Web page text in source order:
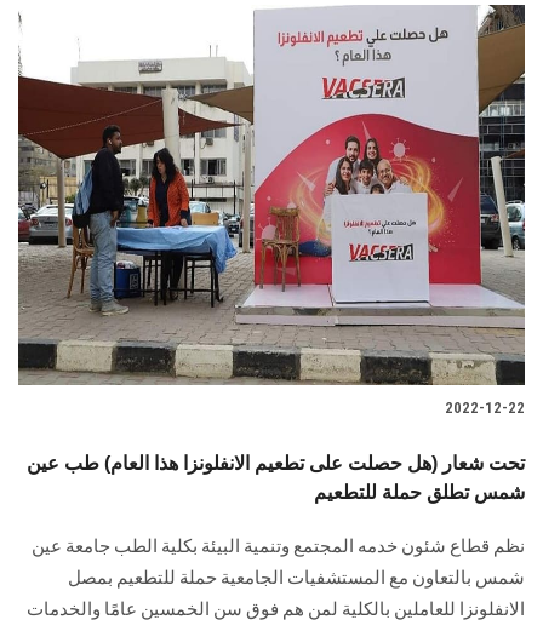
2022-12-22
تحت شعار (هل حصلت على تطعيم الانفلونزا هذا العام) طب عين
شمس تطلق حملة للتطعيم
نظم قطاع شئون خدمه المجتمع وتنمية البيئة بكلية الطب جامعة عين
شمس بالتعاون مع المستشفيات الجامعية حملة للتطعيم بمصل
الانفلونزا للعاملين بالكلية لمن هم فوق سن الخمسين عامًا والخدمات